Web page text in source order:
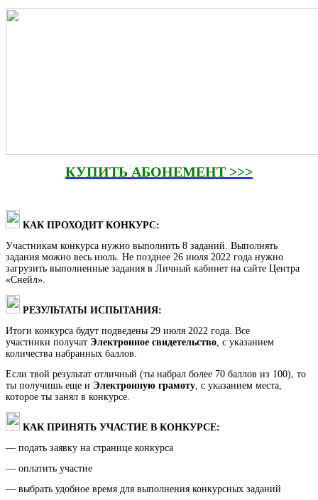
КУПИТЬ АБОНЕМЕНТ >>>
КАК ПРОХОДИТ КОНКУРС:
Участникам конкурса нужно выполнить 8 заданий. Выполнять
задания можно весь июль. Не позднее 26 июля 2022 года нужно
загрузить выполненные задания в Личный кабинет на сайте Центра
«Снейл».
РЕЗУЛЬТАТЫ ИСПЫТАНИЯ:
Итоги конкурса будут подведены 29 июля 2022 года. Все
участники получат Электронное свидетельство, с указанием
количества набранных баллов.
Если твой результат отличный (ты набрал более 70 баллов из 100), то
ты получишь еще и Электронную грамоту, с указанием места,
которое ты занял в конкурсе.
КАК ПРИНЯТЬ УЧАСТИЕ В КОНКУРСЕ:
— подать заявку на странице конкурса
— оплатить участие
— выбрать удобное время для выполнения конкурсных заданий